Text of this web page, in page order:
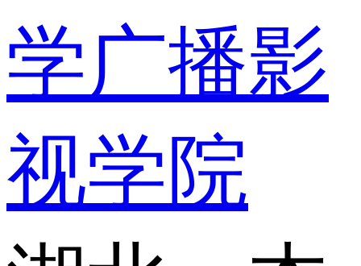
学广播影
视学院